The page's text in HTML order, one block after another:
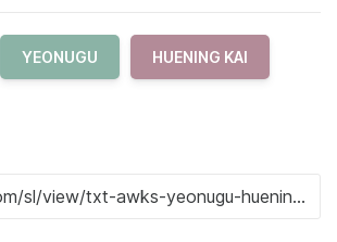
YEONUGU HUENING KAI